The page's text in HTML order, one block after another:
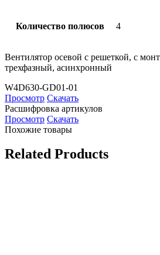
Количество полюсов 4
Вентилятор осевой с решеткой, с
трехфазный, асинхронный
W4D630-GD01-01
Просмотр Скачать
Расшифровка артикулов
Просмотр Скачать
Похожие товары
Related Products